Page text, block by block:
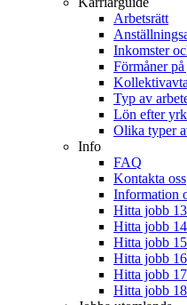
Arbetsrätt
Inkomster
Förmåner
Typ av
Lön efter
Olika typer
Info
FAQ
Kontakta oss
Information
Hitta jobb
Hitta jobb
Hitta jobb
Hitta jobb
Hitta jobb
Hitta jobb